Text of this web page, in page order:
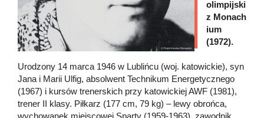
olimpijski
z Monach
ium
(1972).
Urodzony 14 marca 1946 w Lublińcu (woj. katowickie), syn
Jana i Marii Ulfig, absolwent Technikum Energetycznego
(1967) i kursów trenerskich przy katowickiej AWF (1981),
trener II klasy. Piłkarz (177 cm, 79 kg) – lewy obrońca,
wychowanek miejscowej Sparty (1959-1963), zawodnik